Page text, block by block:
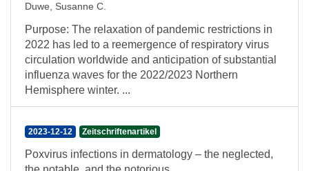
Duwe, Susanne C.
Purpose: The relaxation of pandemic restrictions in
2022 has led to a reemergence of respiratory virus
circulation worldwide and anticipation of substantial
influenza waves for the 2022/2023 Northern
Hemisphere winter. ...
2023-12-12 Zeitschriftenartikel
Poxvirus infections in dermatology – the neglected,